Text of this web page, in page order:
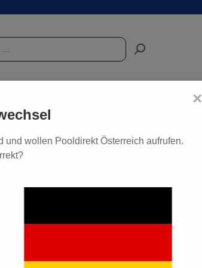
×
und wollen Pooldirekt Österreich aufrufen.
PFLEGE-TIPPS
67,50 €*